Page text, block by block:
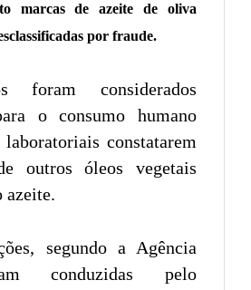
marcas de azeite de oliva
por fraude.
foram considerados
o consumo humano
laboratoriais constatarem
outros óleos vegetais
azeite.
segundo a Agência
conduzidas pelo